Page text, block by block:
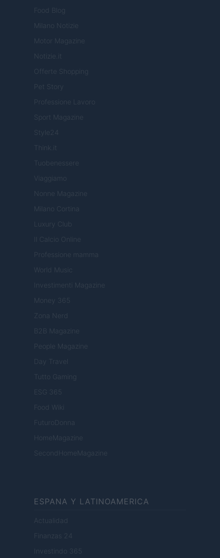
Food Blog
Milano Notizie
Motor Magazine
Notizie.it
Offerte Shopping
Pet Story
Professione Lavoro
Sport Magazine
Style24
Think.it
Tuobenessere
Viaggiamo
Nonne Magazine
Milano Cortina
Luxury Club
Il Calcio Online
Professione mamma
World Music
Investimenti Magazine
Money 365
Zona Nerd
B2B Magazine
People Magazine
Day Travel
Tutto Gaming
ESG 365
Food Wiki
FuturoDonna
HomeMagazine
SecondHomeMagazine
ESPANA Y LATINOAMERICA
Actualidad
Finanzas 24
Investindo 365